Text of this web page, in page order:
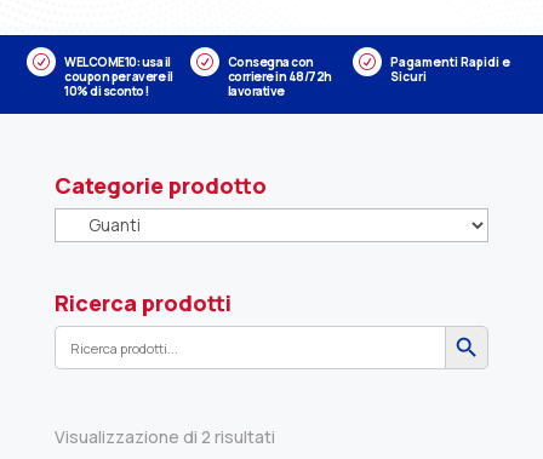
R
WELCOME10: usa il
coupon per avere il
10% di sconto!
R
Consegna con
corriere in 48/72h
lavorative
R
Pagamenti Rapidi e
Sicuri
Categorie prodotto
Ricerca prodotti
Search
for:
Search Button
Visualizzazione di 2 risultati